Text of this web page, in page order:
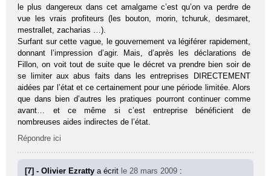
le plus dangereux dans cet amalgame c’est qu’on va perdre de
vue les vrais profiteurs (les bouton, morin, tchuruk, desmaret,
mestrallet, zacharias …).
Surfant sur cette vague, le gouvernement va légiférer rapidement,
donnant l’impression d’agir. Mais, d’après les déclarations de
Fillon, on voit tout de suite que le décret va prendre bien soir de
se limiter aux abus faits dans les entreprises DIRECTEMENT
aidées par l’état et ce certainement pour une période limitée. Alors
que dans bien d’autres les pratiques pourront continuer comme
avant… et ce même si c’est entreprise bénéficient de
nombreuses aides indirectes de l’état.
Répondre ici
[7] - Olivier Ezrattya écrit le 28 mars 2009 :